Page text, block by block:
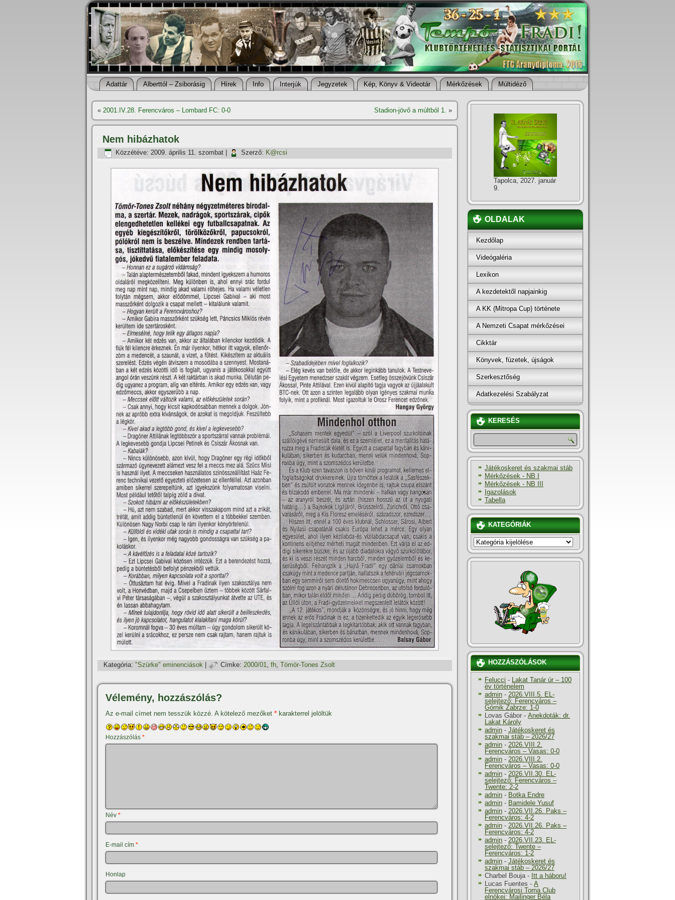
Adattár Alberttól – Zsiborásig Hí­rek Info Interjúk Jegyzetek Kép, Könyv & Videotár Mérkőzések Múltidéző
« 2001.IV.28. Ferencváros – Lombard FC: 0-0 Stadion-jövő a múltból 1. »
Nem hibázhatok
Közzétéve: 2009. április 11. szombat Szerző: K@rcsi
Kategória: "Szürke" eminenciások Címke: 2000/01, fh, Tömör-Tones Zsolt
Vélemény, hozzászólás?
Az e-mail címet nem tesszük közzé. A kötelező mezőket * karakterrel jelöltük
Hozzászólás *
Név *
E-mail cím *
Honlap
Tapolca, 2027. január
9.
OLDALAK
Kezdőlap
Videógaléria
Lexikon
A kezdetektől napjainkig
A KK (Mitropa Cup) története
A Nemzeti Csapat mérkőzései
Cikktár
Könyvek, füzetek, újságok
Szerkesztőség
Adatkezelési Szabályzat
KERESÉS
Játékoskeret és szakmai stáb
Mérkőzések - NB I
Mérkőzések - NB III
Igazolások
Tabella
KATEGÓRIÁK
KATEGÓRIÁK
HOZZÁSZÓLÁSOK
Felucci - Lakat Tanár úr – 100
év történelem
admin - 2026.VIII.5. EL-
selejtező: Ferencváros –
Górnik Zabrze: 1-0
Lovas Gábor - Anekdoták: dr.
Lakat Károly
admin - Játékoskeret és
szakmai stáb – 2026/27
admin - 2026.VIII.2.
Ferencváros – Vasas: 0-0
admin - 2026.VIII.2.
Ferencváros – Vasas: 0-0
admin - 2026.VII.30. EL-
selejtező: Ferencváros –
Twente: 2-2
admin - Botka Endre
admin - Bamidele Yusuf
admin - 2026.VII.26. Paks –
Ferencváros: 4-2
admin - 2026.VII.26. Paks –
Ferencváros: 4-2
admin - 2026.VII.23. EL-
selejtező: Twente –
Ferencváros: 1-2
admin - Játékoskeret és
szakmai stáb – 2026/27
Charbel Bouja- Itt a háboru!
Lucas Fuentes - A
Ferencvárosi Torna Club
elnökei: Mailinger Béla